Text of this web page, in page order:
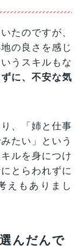
たのですが、
の良さを感じ
うスキルもな
に、不安な気
、「姉と仕事
たい」という
ルを身につけ
とらわれずに
えもありまし
んだんで